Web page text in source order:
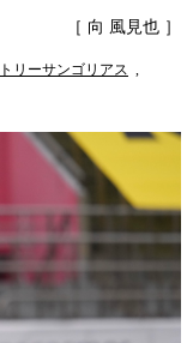
［ 向 風見也 ］
リーサンゴリアス ,